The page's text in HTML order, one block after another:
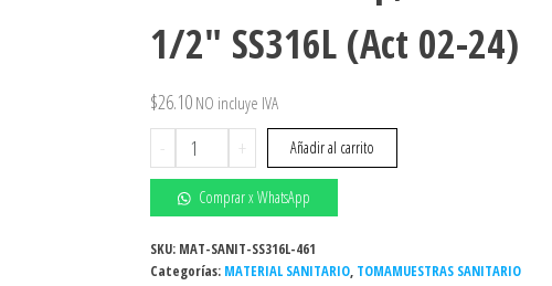
1/2″ SS316L (Act 02-24)
$26.10 NO incluye IVA
-
Válvula
Tomamuestras
sanitario
clamp,
1"
-
+ Añadir al carrito
Comprar x WhatsApp
SKU: MAT-SANIT-SS316L-461
Categorías: MATERIAL SANITARIO, TOMAMUESTRAS SANITARIO